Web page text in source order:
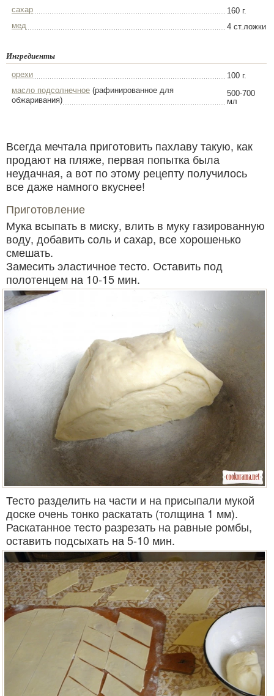
сахар
160 г.
мед
4 ст.ложки
Ингредиенты
орехи
100 г.
масло подсолнечное (рафинированное для
обжаривания)
500-700
мл
Всегда мечтала приготовить пахлаву такую, как
продают на пляже, первая попытка была
неудачная, а вот по этому рецепту получилось
все даже намного вкуснее!
Приготовление
Мука всыпать в миску, влить в муку газированную
воду, добавить соль и сахар, все хорошенько
смешать.
Замесить эластичное тесто. Оставить под
полотенцем на 10-15 мин.
Тесто разделить на части и на присыпали мукой
доске очень тонко раскатать (толщина 1 мм).
Раскатанное тесто разрезать на равные ромбы,
оставить подсыхать на 5-10 мин.